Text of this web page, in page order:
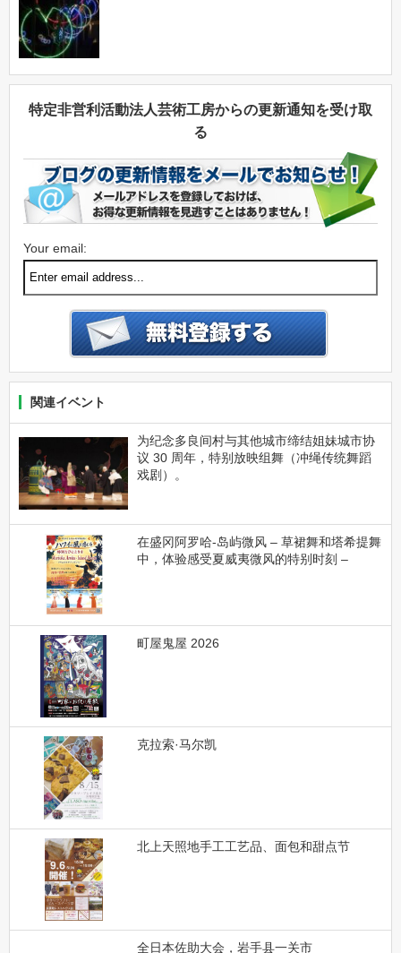
特定非営利活動法人芸術工房からの更新通知を受け取
る
Your email:
関連イベント
为纪念多良间村与其他城市缔结姐妹城市协
议 30 周年，特别放映组舞（冲绳传统舞蹈
戏剧）。
在盛冈阿罗哈-岛屿微风 – 草裙舞和塔希提舞
中，体验感受夏威夷微风的特别时刻 –
町屋鬼屋 2026
克拉索·马尔凯
北上天照地手工工艺品、面包和甜点节
全日本佐助大会，岩手县一关市